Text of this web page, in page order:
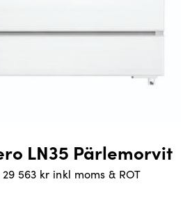
LN35 Pärlemorvit
563 kr inkl moms & ROT